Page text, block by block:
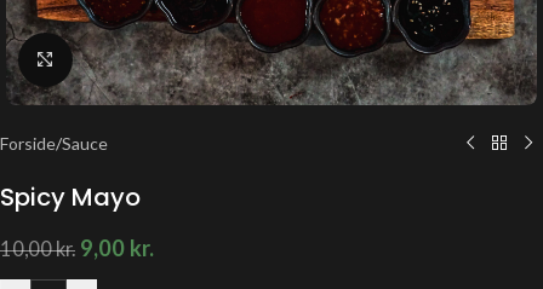
Klik for at forstørre
Forside/Sauce
Spicy Mayo
10,00kr. 9,00 kr.